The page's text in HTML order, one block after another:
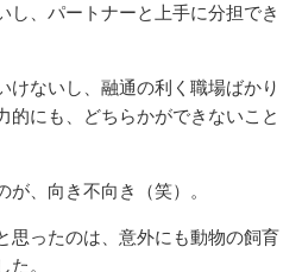
し、パートナーと上手に分担でき
けないし、融通の利く職場ばかり
的にも、どちらかができないこと
、向き不向き（笑）。
思ったのは、意外にも動物の飼育
。